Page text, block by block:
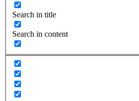
Search in title
Search in content